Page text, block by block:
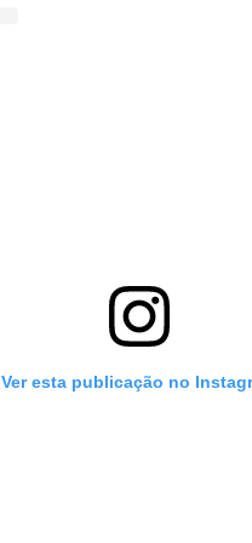
Ver esta publicação no